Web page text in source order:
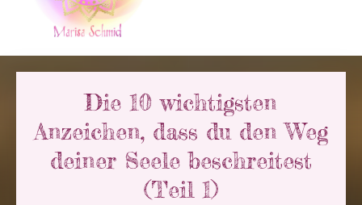
Die 10 wichtigsten
Anzeichen, dass du den Weg
deiner Seele beschreitest
(Teil 1)